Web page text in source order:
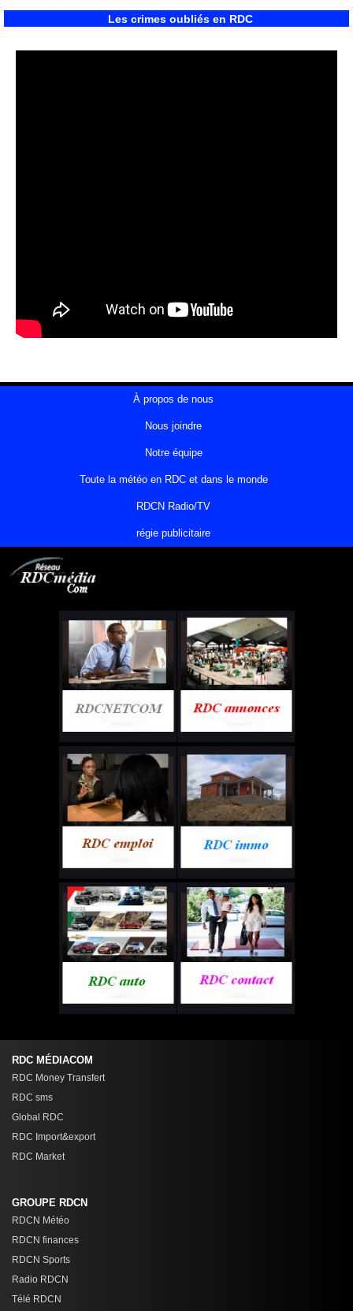
Les crimes oubliés en RDC
À propos de nous
Nous joindre
Notre équipe
Toute la météo en RDC et dans le monde
RDCN Radio/TV
régie publicitaire
RDC MÉDIACOM
RDC Money Transfert
RDC sms
Global RDC
RDC Import&export
RDC Market
GROUPE RDCN
RDCN Météo
RDCN finances
RDCN Sports
Radio RDCN
Télé RDCN